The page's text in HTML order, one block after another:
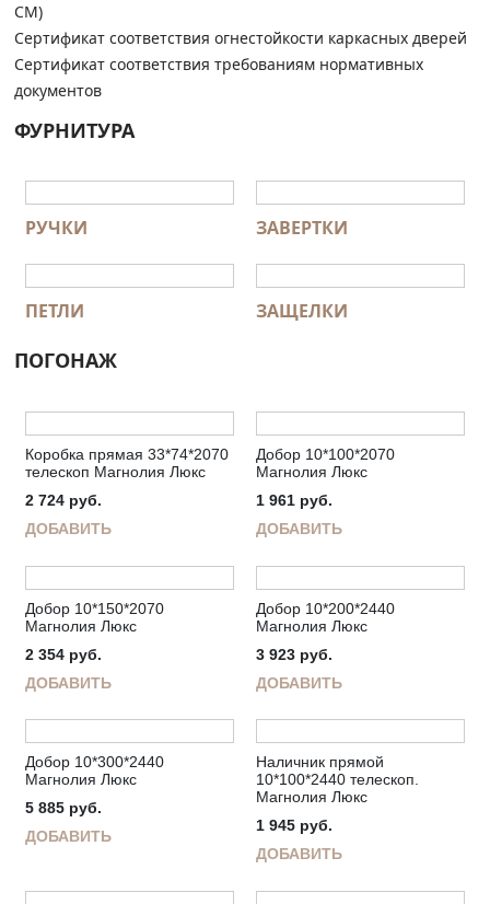
СМ)
Сертификат соответствия огнестойкости каркасных дверей
Сертификат соответствия требованиям нормативных
документов
ФУРНИТУРА
РУЧКИ ЗАВЕРТКИ
ПЕТЛИ ЗАЩЕЛКИ
ПОГОНАЖ
Коробка прямая 33*74*2070
телескоп Магнолия Люкс
2 724 руб.
ДОБАВИТЬ
Добор 10*100*2070
Магнолия Люкс
1 961 руб.
ДОБАВИТЬ
Добор 10*150*2070
Магнолия Люкс
2 354 руб.
ДОБАВИТЬ
Добор 10*200*2440
Магнолия Люкс
3 923 руб.
ДОБАВИТЬ
Добор 10*300*2440
Магнолия Люкс
5 885 руб.
ДОБАВИТЬ
Наличник прямой
10*100*2440 телескоп.
Магнолия Люкс
1 945 руб.
ДОБАВИТЬ